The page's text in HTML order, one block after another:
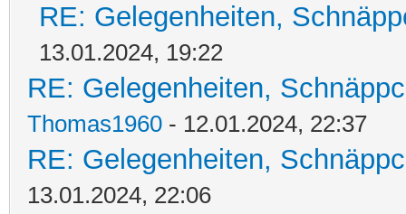
RE: Gelegenheiten,
13.01.2024, 19:22
RE: Gelegenheiten,
Thomas1960 - 12.01.2024, 22:37
RE: Gelegenheiten,
13.01.2024, 22:06